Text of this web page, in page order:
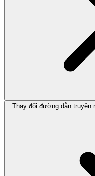
Thay đổi đường dẫn truyền